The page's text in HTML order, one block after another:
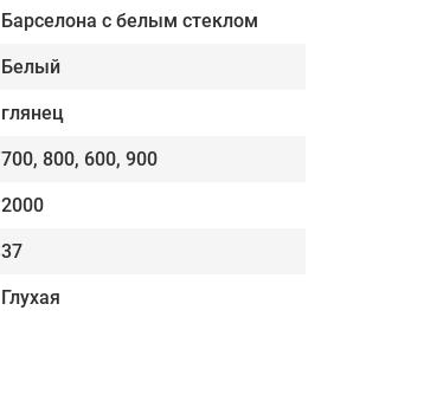
Барселона с белым стеклом
Белый
глянец
700, 800, 600, 900
2000
37
Глухая